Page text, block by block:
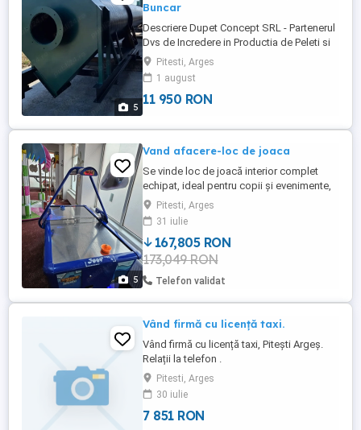
5
Buncar
Descriere Dupet Concept SRL - Partenerul
Dvs de Incredere in Productia de Peleti si
Productia de Brichete, cu o experienta de
10 ani in domeniu, producem Linii
complete de Uscare rumegus, orice
biomasa, uscatoare de nisip, agregate,
complete de Brichete de rumegus ...
Pitesti, Arges
1 august
11 950 RON
5
Vand afacere-loc de joaca
Se vinde loc de joacă interior complet
echipat, ideal pentru copii și evenimente,
pregătit pentru funcționare imediată.
Afacerea este la cheie , cu toate dotările
incluse. Dotări și echipamente incluse:
Laser Maze Panou interactiv Wall
Knoocker Joc video interactiv Magic Floor
Joc Basketball cu ...
Pitesti, Arges
31 iulie
167,805 RON
173,049 RON
Telefon validat
Vând firmă cu licență taxi.
Vând firmă cu licență taxi, Pitești Argeș.
Relații la telefon .
Pitesti, Arges
30 iulie
7 851 RON